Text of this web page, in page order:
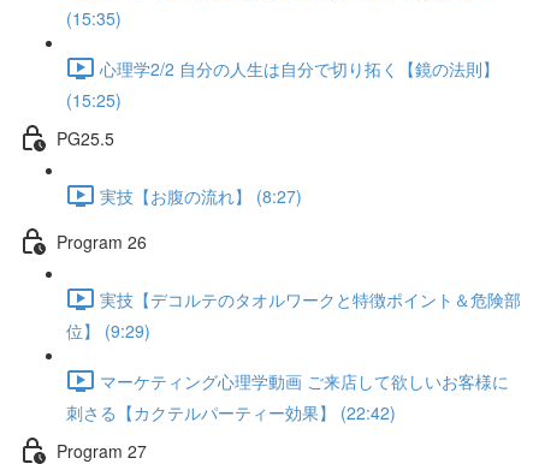
(15:35)
心理学2/2 自分の人生は自分で切り拓く【鏡の法則】
(15:25)
PG25.5
実技【お腹の流れ】 (8:27)
Program 26
実技【デコルテのタオルワークと特徴ポイント＆危険部
位】 (9:29)
マーケティング心理学動画 ご来店して欲しいお客様に
刺さる【カクテルパーティー効果】 (22:42)
Program 27